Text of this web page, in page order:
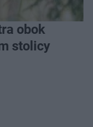
obok
stolicy